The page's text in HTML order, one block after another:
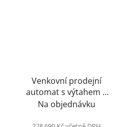
Venkovní prodejní
automat s výtahem a
chlazením
Na objednávku